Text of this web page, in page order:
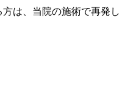
は、当院の施術で再発し